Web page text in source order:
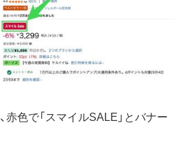
赤色で「スマイルSALE」とバナー